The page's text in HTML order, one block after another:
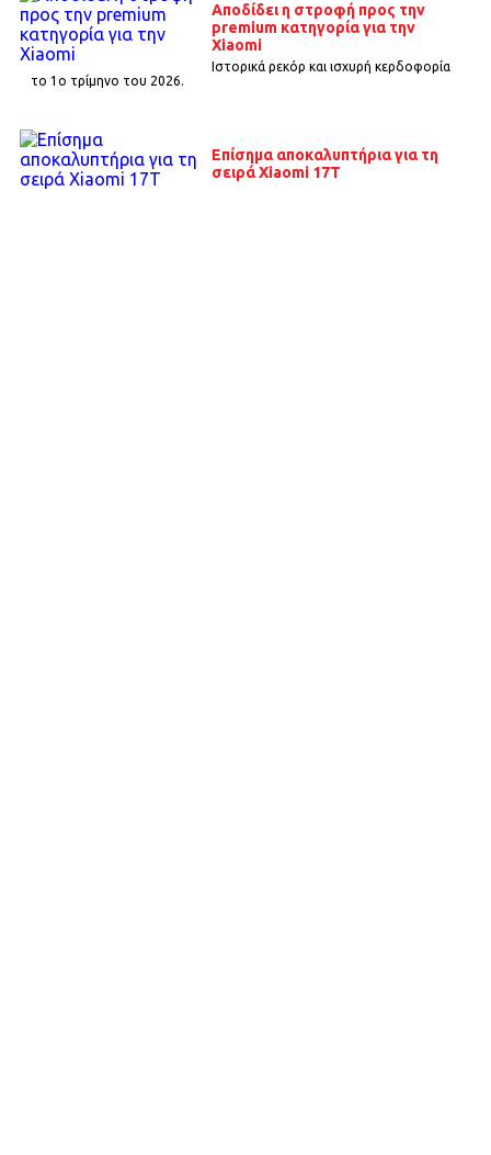
Αποδίδει η στροφή προς την
premium κατηγορία για την
Xiaomi
Ιστορικά ρεκόρ και ισχυρή κερδοφορία
το 1o τρίμηνο του 2026.
Επίσημα αποκαλυπτήρια για τη
σειρά Xiaomi 17T